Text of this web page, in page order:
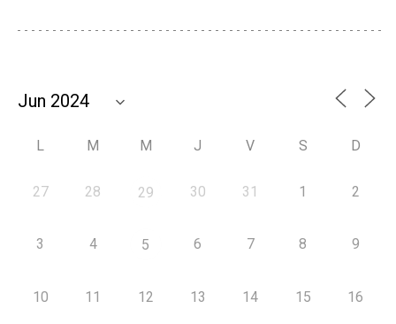
L M M J V S D
27 28 29 30 31 1 2
3 4 5 6 7 8 9
10 11 12 13 14 15 16